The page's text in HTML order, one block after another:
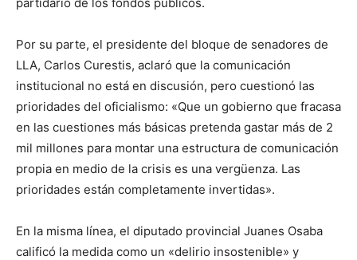
Por su parte, el presidente del bloque de senadores de
LLA, Carlos Curestis, aclaró que la comunicación
institucional no está en discusión, pero cuestionó las
prioridades del oficialismo: «Que un gobierno que fracasa
en las cuestiones más básicas pretenda gastar más de 2
mil millones para montar una estructura de comunicación
propia en medio de la crisis es una vergüenza. Las
prioridades están completamente invertidas».
En la misma línea, el diputado provincial Juanes Osaba
calificó la medida como un «delirio insostenible» y